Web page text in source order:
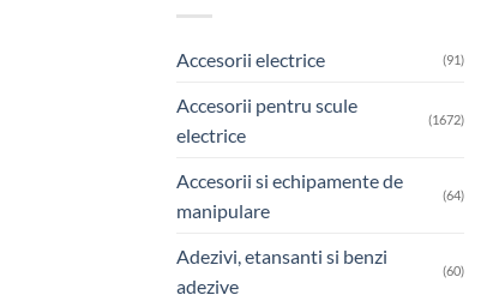
Accesorii electrice (91)
Accesorii pentru scule
electrice
(1672)
Accesorii si echipamente de
manipulare
(64)
Adezivi, etansanti si benzi
adezive
(60)